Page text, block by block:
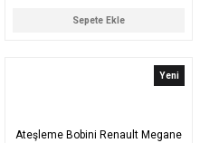
Sepete Ekle
Yeni
Ateşleme Bobini Renault Megane